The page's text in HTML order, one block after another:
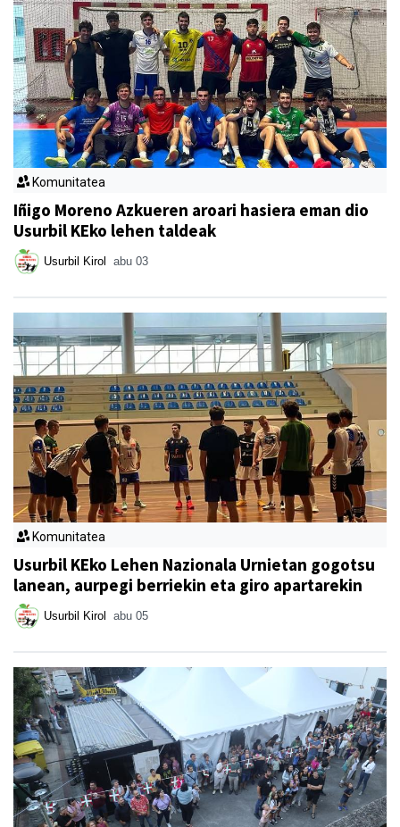
Komunitatea
Iñigo Moreno Azkueren aroari hasiera eman dio
Usurbil KEko lehen taldeak
Usurbil Kirol abu 03
Komunitatea
Usurbil KEko Lehen Nazionala Urnietan gogotsu
lanean, aurpegi berriekin eta giro apartarekin
Usurbil Kirol abu 05